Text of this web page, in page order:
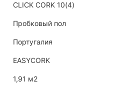
CLICK CORK 10(4)
Пробковый пол
Португалия
EASYCORK
1,91 м2